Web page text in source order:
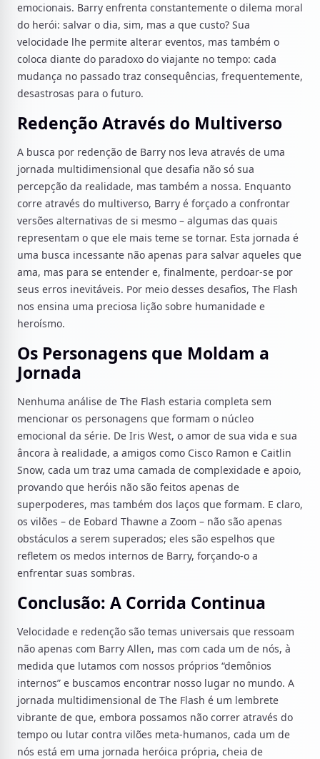
emocionais. Barry enfrenta constantemente o dilema moral
do herói: salvar o dia, sim, mas a que custo? Sua
velocidade lhe permite alterar eventos, mas também o
coloca diante do paradoxo do viajante no tempo: cada
mudança no passado traz consequências, frequentemente,
desastrosas para o futuro.
Redenção Através do Multiverso
A busca por redenção de Barry nos leva através de uma
jornada multidimensional que desafia não só sua
percepção da realidade, mas também a nossa. Enquanto
corre através do multiverso, Barry é forçado a confrontar
versões alternativas de si mesmo – algumas das quais
representam o que ele mais teme se tornar. Esta jornada é
uma busca incessante não apenas para salvar aqueles que
ama, mas para se entender e, finalmente, perdoar-se por
seus erros inevitáveis. Por meio desses desafios, The Flash
nos ensina uma preciosa lição sobre humanidade e
heroísmo.
Os Personagens que Moldam a
Jornada
Nenhuma análise de The Flash estaria completa sem
mencionar os personagens que formam o núcleo
emocional da série. De Iris West, o amor de sua vida e sua
âncora à realidade, a amigos como Cisco Ramon e Caitlin
Snow, cada um traz uma camada de complexidade e apoio,
provando que heróis não são feitos apenas de
superpoderes, mas também dos laços que formam. E claro,
os vilões – de Eobard Thawne a Zoom – não são apenas
obstáculos a serem superados; eles são espelhos que
refletem os medos internos de Barry, forçando-o a
enfrentar suas sombras.
Conclusão: A Corrida Continua
Velocidade e redenção são temas universais que ressoam
não apenas com Barry Allen, mas com cada um de nós, à
medida que lutamos com nossos próprios “demônios
internos” e buscamos encontrar nosso lugar no mundo. A
jornada multidimensional de The Flash é um lembrete
vibrante de que, embora possamos não correr através do
tempo ou lutar contra vilões meta-humanos, cada um de
nós está em uma jornada heróica própria, cheia de